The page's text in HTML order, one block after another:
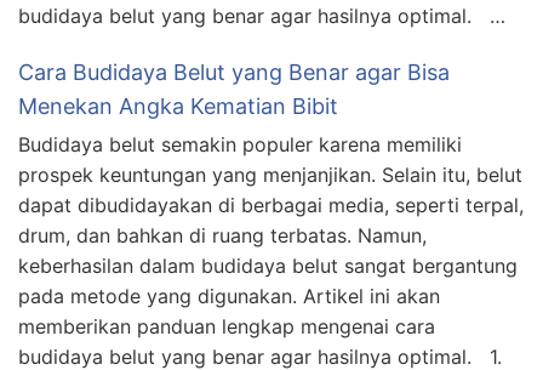
budidaya belut yang benar agar hasilnya optimal. …
Cara Budidaya Belut yang Benar agar Bisa
Menekan Angka Kematian Bibit
Budidaya belut semakin populer karena memiliki
prospek keuntungan yang menjanjikan. Selain itu, belut
dapat dibudidayakan di berbagai media, seperti terpal,
drum, dan bahkan di ruang terbatas. Namun,
keberhasilan dalam budidaya belut sangat bergantung
pada metode yang digunakan. Artikel ini akan
memberikan panduan lengkap mengenai cara
budidaya belut yang benar agar hasilnya optimal. 1.